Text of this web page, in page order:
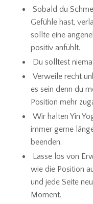
Sobald du
Gefühle hast,
sollte eine
positiv anfühlt.
Du solltest
Verweile recht
es sein denn du
Position mehr
Wir halten Yin
immer gerne
beenden.
Lasse los von
wie die Position
und jede Seite
Moment.